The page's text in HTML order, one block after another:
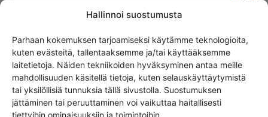
Hallinnoi suostumusta
Parhaan kokemuksen tarjoamiseksi käytämme teknologioita,
kuten evästeitä, tallentaaksemme ja/tai käyttääksemme
laitetietoja. Näiden tekniikoiden hyväksyminen antaa meille
mahdollisuuden käsitellä tietoja, kuten selauskäyttäytymistä
tai yksilöllisiä tunnuksia tällä sivustolla. Suostumuksen
jättäminen tai peruuttaminen voi vaikuttaa haitallisesti
tiettyihin ominaisuuksiin ja toimintoihin.
Nuutajärvi Fauna
snapsilasi 6 cl kirkas
Get -5%
off?
Yes! I want the discount